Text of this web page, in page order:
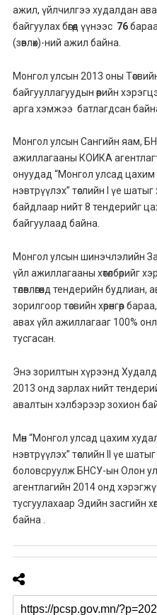
ажил, үйлчилгээ худалдан
байгуулах бөгөөд үүнээс 76
(зөвлөх)-ний ажил байна.
Монгол улсын 2013 оны
байгууллагуудын өөрийн
арга хэмжээ батлагдсан
Монгол улсын Сангийн яам,
ажиллагааны КОИКА
онуудад “Монгол улсад
нэвтрүүлэх” төслийн I үе
байдлаар нийт 8 тендерийг
байгуулаад байна.
Монгол улсын шинэчлэлийн
үйл ажиллагааны хөтөлбөрийг
төлөвлөгөөнд тендерийн
зорилгоор төсвийн хөрөнгөөр
авах үйл ажиллагааг 100%
тусгасан.
Энэ зорилтын хүрээнд
2013 онд зарлах нийт
авалтын хэлбэрээр зохион
Мөн “Монгол улсад цахим
нэвтрүүлэх” төслийн II үе
боловсруулж БНСУ-ын Олон
агентлагийн 2014 онд
тусгуулахаар Эдийн засгийн
байна .